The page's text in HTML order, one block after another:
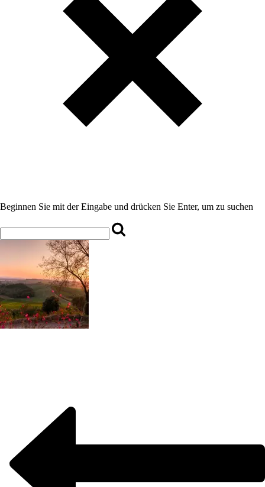
Beginnen Sie mit der Eingabe und drücken Sie Enter, um zu suchen